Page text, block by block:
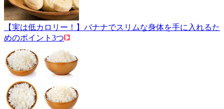
【実は低カロリー！】バナナでスリムな身体を手に入れるた
めのポイント3つ